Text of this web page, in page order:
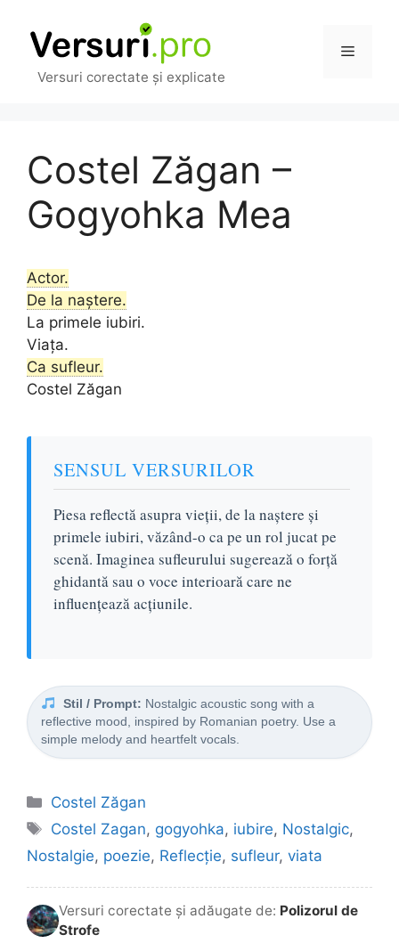
conținut
Versuri corectate și explicate
Meniu
Costel Zăgan –
Gogyohka Mea
Actor.
De la naștere.
La primele iubiri.
Viața.
Ca sufleur.
Costel Zăgan
SENSUL VERSURILOR
Piesa reflectă asupra vieții, de la naștere și
primele iubiri, văzând-o ca pe un rol jucat pe
scenă. Imaginea sufleurului sugerează o forță
ghidantă sau o voce interioară care ne
influențează acțiunile.
Stil / Prompt: Nostalgic acoustic song with a
reflective mood, inspired by Romanian poetry. Use a
simple melody and heartfelt vocals.
Categorii
Costel Zăgan
Etichete
Costel Zagan, gogyohka, iubire, Nostalgic,
Nostalgie, poezie, Reflecție, sufleur, viata
Versuri corectate și adăugate de: Polizorul de
Strofe